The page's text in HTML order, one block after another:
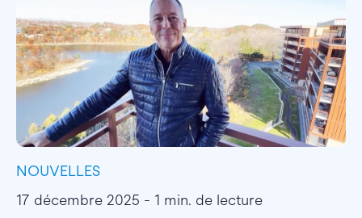
NOUVELLES
17 décembre 2025 - 1 min. de lecture